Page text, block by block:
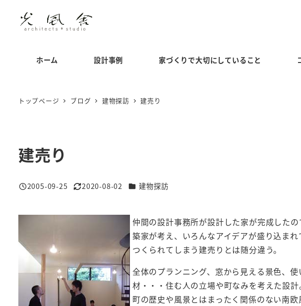
ホーム 設計事例 家づくりで大切にしていること
トップページ ブログ 建物探訪 建売り
建売り
投稿日
2005-09-25
更新日
2020-08-02 カテゴリー
建物探訪
仲間の設計事務所が設計した家が完成した
築家が考え、いろんなアイデアが盛り込ま
つくられてしまう建売りとは随分違う。
全体のプランニング、窓から見える景色、
材・・・住む人の立場や町なみを考えた設
町の歴史や風景とはまったく関係のない南